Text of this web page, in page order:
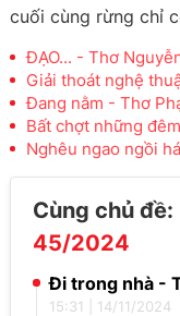
cuối cùng rừng chỉ
ĐẠO... - Thơ
Giải thoát nghệ
Đang nằm - Thơ
Bất chợt những
Nghêu ngao ngồi
Cùng chủ đề:
45/2024
Đi trong nhà -
15:31 14/11/2024